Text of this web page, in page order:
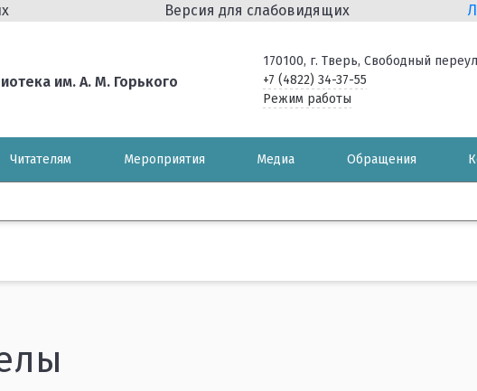
Версия для слабовидящих
им. А. М. Горького
170100, г. Тверь, Свободный
+7 (4822) 34-37-55
Режим работы
Читателям Мероприятия Медиа Обращения